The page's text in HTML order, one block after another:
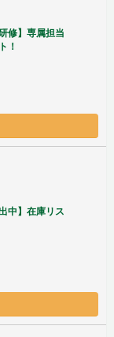
修】専属担当
！
中】在庫リス